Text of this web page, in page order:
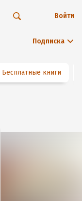
Подписка
Войти
Бесплатные книги